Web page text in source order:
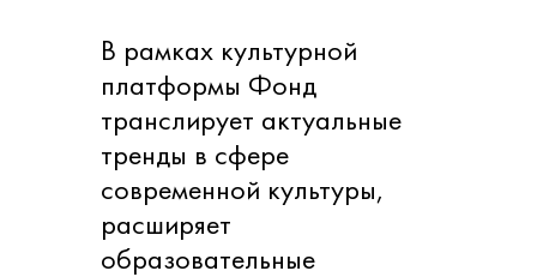
В рамках культурной
платформы Фонд
транслирует актуальные
тренды в сфере
современной культуры,
расширяет
образовательные